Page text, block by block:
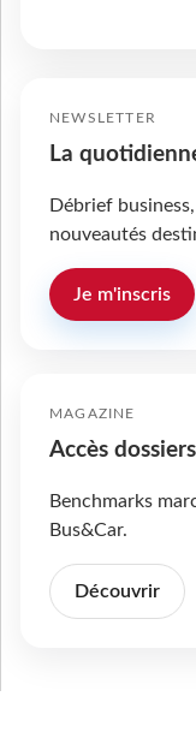
NEWSLETTER
La
Débrief
nouveautés
Je m'inscris
MAGAZINE
Accès dossiers
Benchmarks
Bus&Car.
Découvrir